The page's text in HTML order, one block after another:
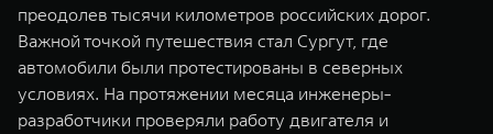
преодолев тысячи километров российских дорог.
Важной точкой путешествия стал Сургут, где
автомобили были протестированы в северных
условиях. На протяжении месяца инженеры-
разработчики проверяли работу двигателя и